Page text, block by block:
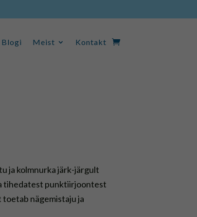
Blogi Meist Kontakt
Blogi Meist Kontakt
ja kolmnurka järk-järgult
tihedatest punktiirjoontest
toetab nägemistaju ja